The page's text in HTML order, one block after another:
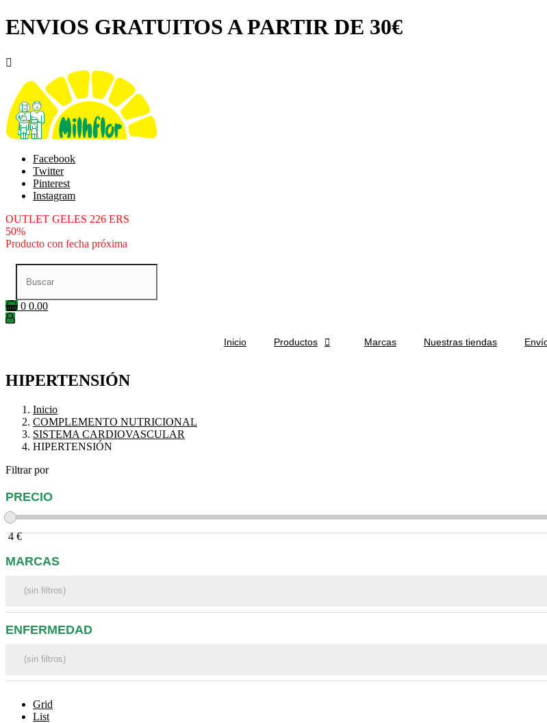
ENVIOS GRATUITOS A PARTIR DE 30€

Facebook
Twitter
Pinterest
Instagram
OUTLET GELES 226 ERS
50%
Producto con fecha próxima
0 0.00
Inicio Productos  Marcas Nuestras tiendas
HIPERTENSIÓN
Inicio
COMPLEMENTO NUTRICIONAL
SISTEMA CARDIOVASCULAR
HIPERTENSIÓN
Filtrar por
PRECIO
4 €
MARCAS
ENFERMEDAD
Grid
List